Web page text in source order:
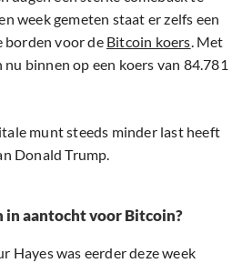
week gemeten staat er zelfs een
borden voor de Bitcoin koers. Met
binnen op een koers van 84.781
munt steeds minder last heeft
Donald Trump.
in aantocht voor Bitcoin?
was eerder deze week